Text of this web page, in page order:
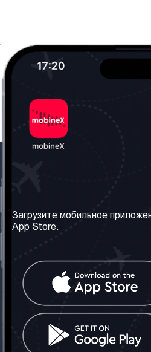
Наши сервисы
Контакт
Грузия: Тбилиси
Телефон: +442030340050
Загрузите мобильное
App Store.